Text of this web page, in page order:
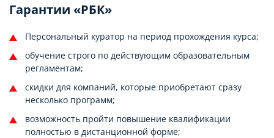
Гарантии «РБК»
Персональный куратор на период прохождения курса;
обучение строго по действующим образовательным
регламентам;
скидки для компаний, которые приобретают сразу
несколько программ;
возможность пройти повышение квалификации
полностью в дистанционной форме;